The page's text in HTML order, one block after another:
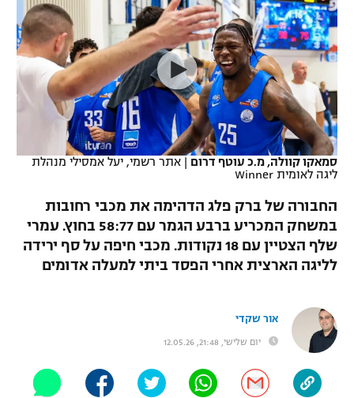
VOD
רץ ברשת
תוצאות
לוח שידורים
ברחבה
"מעל הליגה" – פודקאסט
"מחצית בשכונה" – פודקאסט
נבחרת ישראל
מכבי חיפה
בית"ר ירושלים
מכבי תל אביב
הפועל תל אביב
הפועל חיפה
הפועל באר שבע
בני יהודה
ליגה ספרדית
ליגה איטלקית
ליגה צרפתית
ליגה הולנדית
ליגה סינית
ליגה ברזילאית
כדורסל נשים
מכבי תל אביב
הפועל חולון
הפועל ירושלים
דני אבדיה
יורוליג
יורוקאפ
טניס
כדוריד
כדורעף
שחייה
אגרוף
ספורט אולימפי
UFC
היאבקות WWE
אופניים
סמאקו קוולה, מ.כ עוטף דרום | אתר רשמי, יעל אמסילי מנהלת
ליגה לאומית Winner
החבורה של ברק פלג הדהימה את מכבי רחובות
במשחק המכריע ברבע הגמר עם 58:77 בחוץ. עמרי
שלף הצטיין עם 18 נקודות. מכבי חיפה על סף ירידה
לליגה הארצית אחרי הפסד ביתי למעלה אדומים
אור שקדי
יום שלישי, 21:48, 12.05.26